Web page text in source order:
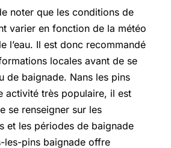
noter que les conditions de
varier en fonction de la météo
l’eau. Il est donc recommandé
locales avant de se
de baignade. Nans les pins
activité très populaire, il est
se renseigner sur les
et les périodes de baignade
les-pins baignade offre